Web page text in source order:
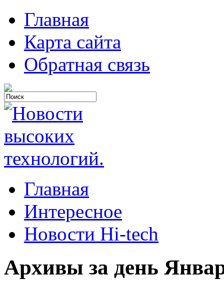
Главная
Карта сайта
Обратная связь
Главная
Интересное
Новости Hi-tech
Архивы за день